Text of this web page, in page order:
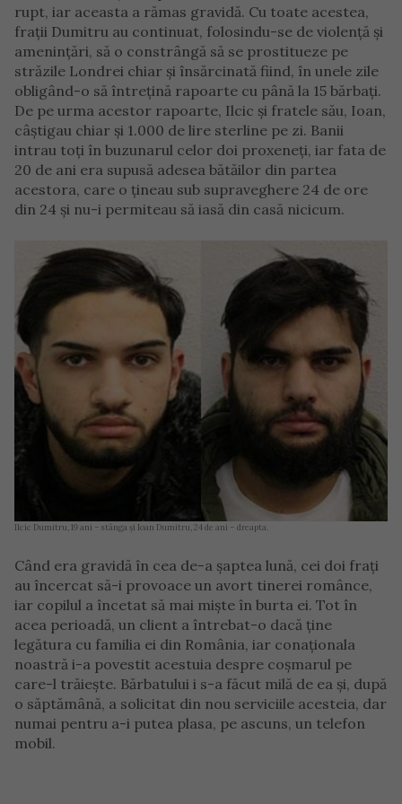
rupt, iar aceasta a rămas gravidă. Cu toate acestea,
frații Dumitru au continuat, folosindu-se de violență și
amenințări, să o constrângă să se prostitueze pe
străzile Londrei chiar și însărcinată fiind, în unele zile
obligând-o să întrețină rapoarte cu până la 15 bărbați.
De pe urma acestor rapoarte, Ilcic și fratele său, Ioan,
câștigau chiar și 1.000 de lire sterline pe zi. Banii
intrau toți în buzunarul celor doi proxeneți, iar fata de
20 de ani era supusă adesea bătăilor din partea
acestora, care o țineau sub supraveghere 24 de ore
din 24 și nu-i permiteau să iasă din casă nicicum.
Ilcic Dumitru, 19 ani – stânga și Ioan Dumitru, 24 de ani – dreapta.
Când era gravidă în cea de-a șaptea lună, cei doi frați
au încercat să-i provoace un avort tinerei românce,
iar copilul a încetat să mai miște în burta ei. Tot în
acea perioadă, un client a întrebat-o dacă ține
legătura cu familia ei din România, iar conaționala
noastră i-a povestit acestuia despre coșmarul pe
care-l trăiește. Bărbatului i s-a făcut milă de ea și, după
o săptămână, a solicitat din nou serviciile acesteia, dar
numai pentru a-i putea plasa, pe ascuns, un telefon
mobil.